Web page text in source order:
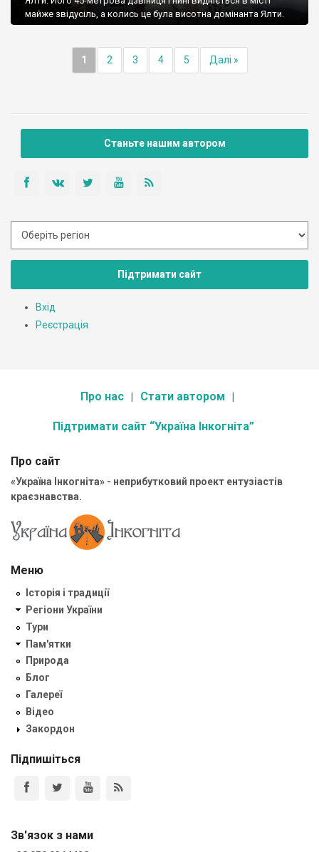
майже звідусіль, а колись це була висотна домінанта Ялти.
1 2 3 4 5 Далі »
Станьте нашим автором
Підтримати сайт
Вхід
Реєстрація
Про нас Стати автором
Підтримати сайт “Україна Інкогніта”
Про сайт
«Україна Інкогніта» - неприбутковий проект ентузіастів
краєзнавства.
Меню
Історія і традиції
Регіони України
Тури
Пам'ятки
Природа
Блог
Галереї
Відео
Закордон
Підпишіться
Зв'язок з нами